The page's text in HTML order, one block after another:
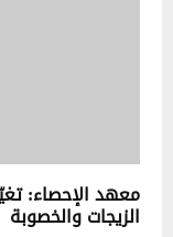
معهد الإحصاء:
الزيجات والخصوبة